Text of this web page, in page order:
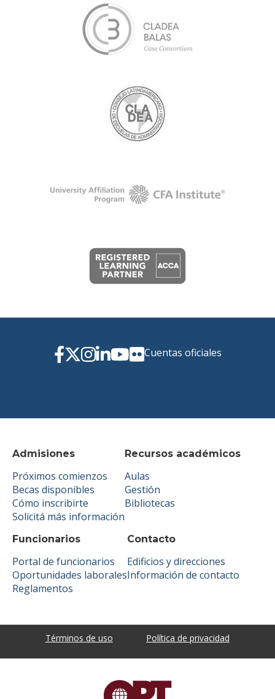
Admisiones
Próximos comienzos
Becas disponibles
Cómo inscribirte
Solicitá más información
Recursos académicos
Aulas
Gestión
Bibliotecas
Funcionarios
Portal de funcionarios
Oportunidades laborales
Reglamentos
Contacto
Edificios y direcciones
Información de contacto
Cuentas oficiales
Términos de uso Política de privacidad